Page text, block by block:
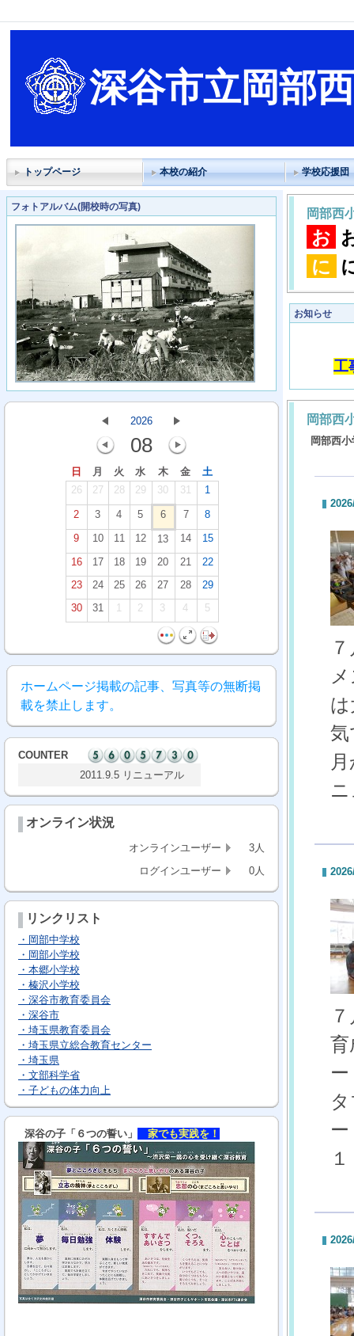
深谷市立岡部
トップページ 本校の紹介 学校応援団
フォトアルバム(開校時の写真)
2026
08
日 月 火 水 木 金
土
26
27 28 29 30 31 1
2 3 4 5 6 7
8
9
10 11 12 13 14
15
16
17 18 19 20 21
22
23
24 25 26 27 28
29
30
31 1 2 3 4 5
ホームページ掲載の記事、写真等の無断掲
載を禁止します。
COUNTER
2011.9.5 リニューアル
オンライン状況
オンラインユーザー
3人
ログインユーザー
0人
リンクリスト
・岡部中学校
・岡部小学校
・本郷小学校
・榛沢小学校
・深谷市教育委員会
・深谷市
・埼玉県教育委員会
・埼玉県立総合教育センター
・埼玉県
・文部科学省
・子どもの体力向上
深谷の子「６つの誓い」 家でも実践を！
岡部西
お
に
お知らせ
工
岡部西
岡部西
気
育